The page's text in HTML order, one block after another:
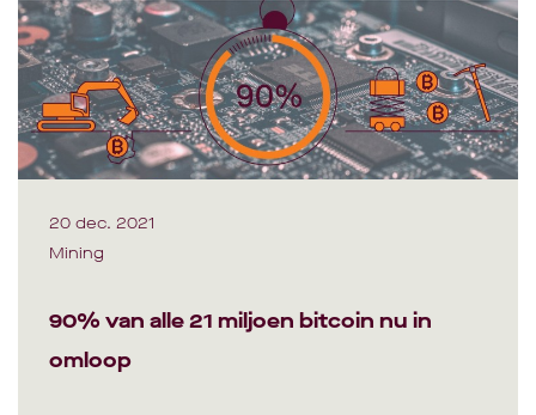
20 dec. 2021
Mining
90% van alle 21 miljoen bitcoin nu in
omloop